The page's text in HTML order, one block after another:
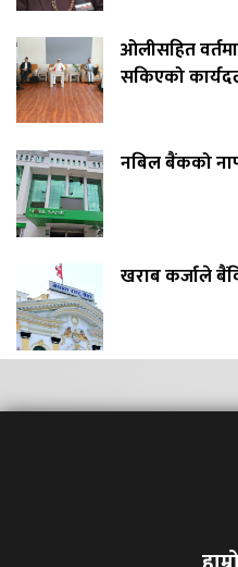
ओलीसहित
सकिएको
नबिल बैंकको
खराब कर्जाले